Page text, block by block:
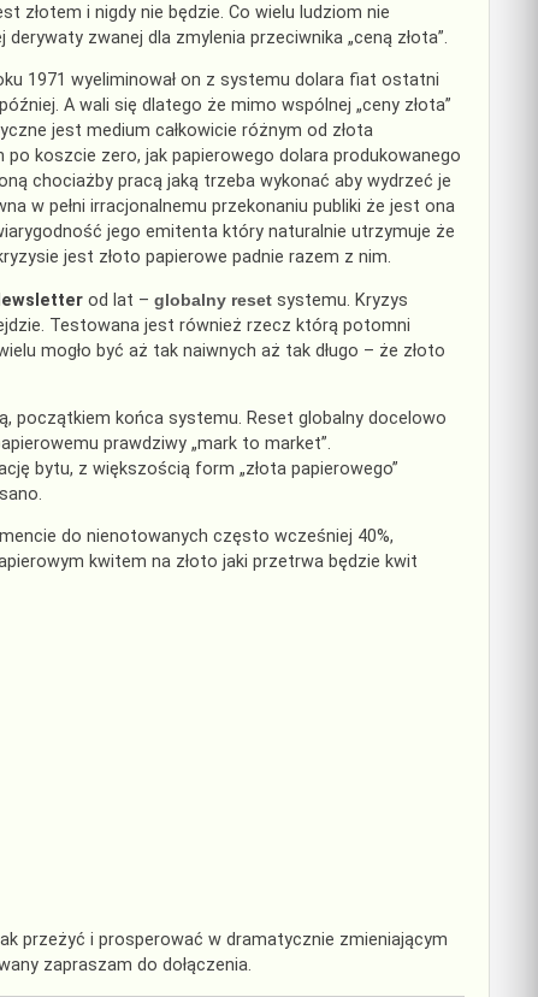
złotem i nigdy nie będzie. Co wielu ludziom nie
zwanej dla zmylenia przeciwnika „ceną złota”.
1971 wyeliminował on z systemu dolara fiat ostatni
A wali się dlatego że mimo wspólnej „ceny złota”
jest medium całkowicie różnym od złota
koszcie zero, jak papierowego dolara produkowanego
chociażby pracą jaką trzeba wykonać aby wydrzeć je
w pełni irracjonalnemu przekonaniu publiki że jest ona
jego emitenta który naturalnie utrzymuje że
jest złoto papierowe padnie razem z nim.
od lat – globalny resetsystemu. Kryzys
Testowana jest również rzecz którą potomni
mogło być aż tak naiwnych aż tak długo – że złoto
początkiem końca systemu. Reset globalny docelowo
prawdziwy „mark to market”.
bytu, z większością form „złota papierowego”
do nienotowanych często wcześniej 40%,
kwitem na złoto jaki przetrwa będzie kwit
przeżyć i prosperować w dramatycznie zmieniającym
zapraszam do dołączenia.